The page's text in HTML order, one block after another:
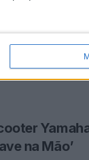
2023 0
está a
Não perca ...
na Mão’